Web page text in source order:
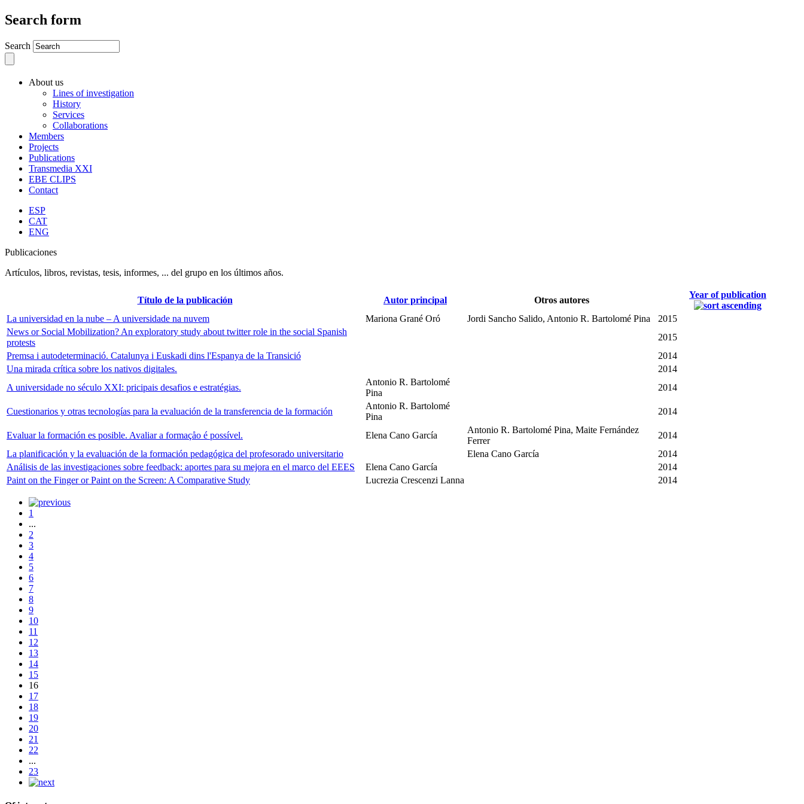
Search form
Search
About us
Lines of investigation
History
Services
Collaborations
Members
Projects
Publications
Transmedia XXI
EBE CLIPS
Contact
ESP
CAT
ENG
Publicaciones
Artículos, libros, revistas, tesis, informes, ... del grupo en los últimos años.
Título de la publicación Autor principal Otros autores
Year of publication
La universidad en la nube – A universidade na nuvem Mariona Grané Oró Jordi Sancho Salido, Antonio R. Bartolomé Pina
2015
News or Social Mobilization? An exploratory study about twitter role in the social Spanish
protests
2015
Premsa i autodeterminació. Catalunya i Euskadi dins l'Espanya de la Transició
2014
Una mirada crítica sobre los nativos digitales.
2014
A universidade no século XXI: pricipais desafios e estratégias.
Antonio R. Bartolomé
Pina
2014
Cuestionarios y otras tecnologías para la evaluación de la transferencia de la formación
Antonio R. Bartolomé
Pina
2014
Evaluar la formación es posible. Avaliar a formaçåo é possível. Elena Cano García
Antonio R. Bartolomé Pina, Maite Fernández
Ferrer
2014
La planificación y la evaluación de la formación pedagógica del profesorado universitario
Elena Cano García
2014
Análisis de las investigaciones sobre feedback: aportes para su mejora en el marco del EEES
Elena Cano García
2014
Paint on the Finger or Paint on the Screen: A Comparative Study
Lucrezia Crescenzi Lanna 2014
1
...
2
3
4
5
6
7
8
9
10
11
12
13
14
15
16
17
18
19
20
21
22
...
23